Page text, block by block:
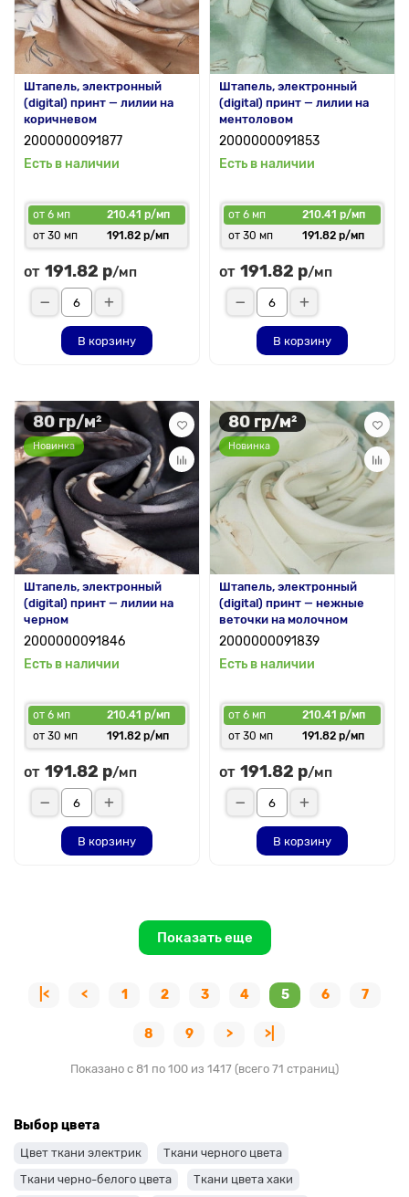
Штапель, электронный
(digital) принт — лилии на
коричневом
2000000091877
Есть в наличии
от 6 мп
210.41 р/мп
от 30 мп
191.82 р/мп
от 191.82 р/мп
В корзину
Штапель, электронный
(digital) принт — лилии на
ментоловом
2000000091853
Есть в наличии
от 6 мп
210.41 р/мп
от 30 мп
191.82 р/мп
от 191.82 р/мп
В корзину
80 гр/м²
Новинка
Штапель, электронный
(digital) принт — лилии на
черном
2000000091846
Есть в наличии
от 6 мп
210.41 р/мп
от 30 мп
191.82 р/мп
от 191.82 р/мп
В корзину
80 гр/м²
Новинка
Штапель, электронный
(digital) принт — нежные
веточки на молочном
2000000091839
Есть в наличии
от 6 мп
210.41 р/мп
от 30 мп
191.82 р/мп
от 191.82 р/мп
В корзину
Показать еще
|< < 1 2 3 4 5 6 7
8 9 > >|
Показано с 81 по 100 из 1417 (всего 71 страниц)
Выбор цвета
Цвет ткани электрик
Ткани черного цвета
Ткани черно-белого цвета
Ткани цвета хаки